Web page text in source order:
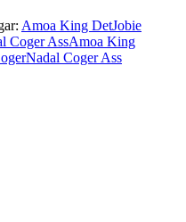
Amoa King DetJobie
Coger AssAmoa King
Nadal Coger Ass